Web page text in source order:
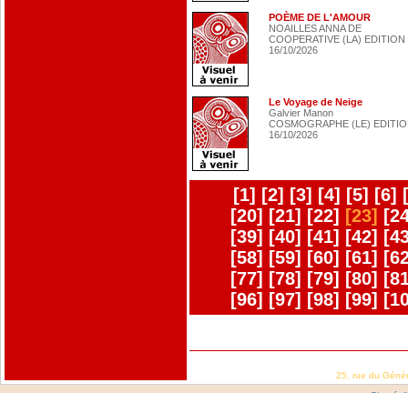
POÈME DE L'AMOUR
NOAILLES ANNA DE
COOPERATIVE (LA) EDITION
16/10/2026
Le Voyage de Neige
Galvier Manon
COSMOGRAPHE (LE)
16/10/2026
[1] [2] [3] [4] [5] [6]
[20] [21] [22] [23]
[39] [40] [41] [42]
[58] [59] [60] [61]
[77] [78] [79] [80]
[96] [97] [98] [99]
25, rue du